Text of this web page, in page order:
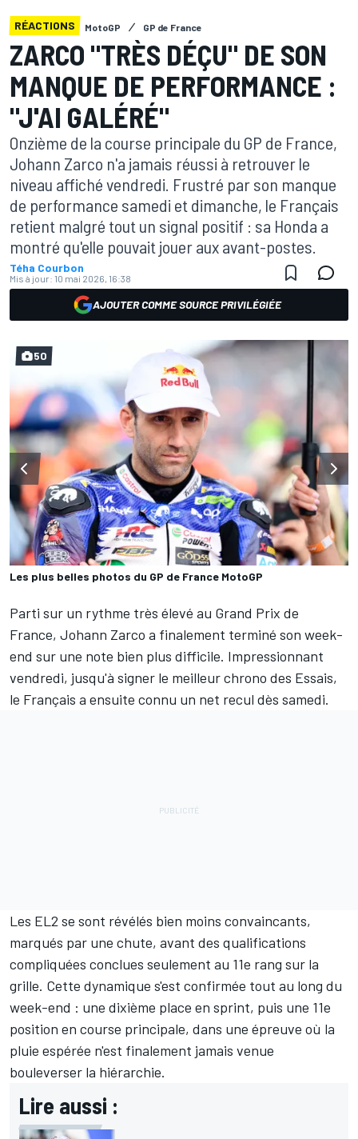
RÉACTIONS MotoGP GP de France
ZARCO "TRÈS DÉÇU" DE SON
MANQUE DE PERFORMANCE :
"J'AI GALÉRÉ"
Onzième de la course principale du GP de France,
Johann Zarco n'a jamais réussi à retrouver le
niveau affiché vendredi. Frustré par son manque
de performance samedi et dimanche, le Français
retient malgré tout un signal positif : sa Honda a
montré qu'elle pouvait jouer aux avant-postes.
Téha Courbon
Mis à jour: 10 mai 2026, 16:38
AJOUTER COMME SOURCE PRIVILÉGIÉE
Les plus belles photos du GP de France MotoGP
50
Parti sur un rythme très élevé au Grand Prix de
France, Johann Zarco a finalement terminé son week-
end sur une note bien plus difficile. Impressionnant
vendredi, jusqu'à signer le meilleur chrono des Essais,
le Français a ensuite connu un net recul dès samedi.
Les EL2 se sont révélés bien moins convaincants,
marqués par une chute, avant des qualifications
compliquées conclues seulement au 11e rang sur la
grille. Cette dynamique s'est confirmée tout au long du
week-end : une dixième place en sprint, puis une 11e
position en course principale, dans une épreuve où la
pluie espérée n'est finalement jamais venue
bouleverser la hiérarchie.
Lire aussi :